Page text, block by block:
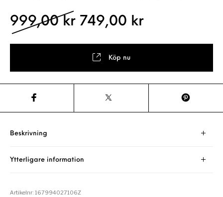
999,00 kr Det ursprungliga
749,00 krDet
Köp nu
Beskrivning
Ytterligare information
Artikelnr:167994027106Z